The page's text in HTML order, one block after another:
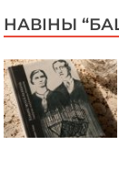
НАВІНЫ